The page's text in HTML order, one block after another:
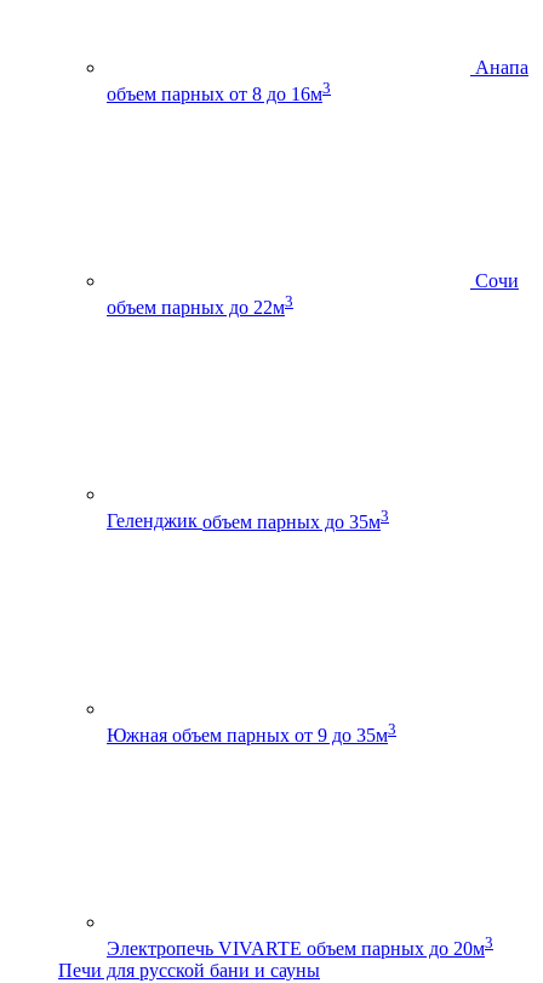
Анапа
объем парных от 8 до 16м3
Сочи
объем парных до 22м3
Геленджик объем парных до 35м3
Южная объем парных от 9 до 35м3
Электропечь VIVARTE объем парных до 20м3
Печи для русской бани и сауны